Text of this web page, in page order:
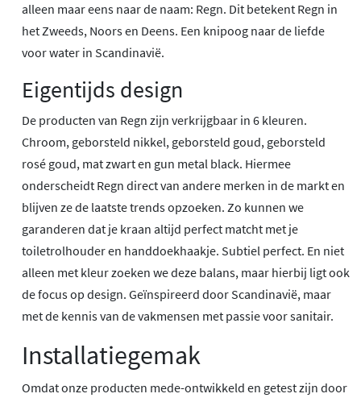
alleen maar eens naar de naam: Regn. Dit betekent Regn in
het Zweeds, Noors en Deens. Een knipoog naar de liefde
voor water in Scandinavië.
Eigentijds design
De producten van Regn zijn verkrijgbaar in 6 kleuren.
Chroom, geborsteld nikkel, geborsteld goud, geborsteld
rosé goud, mat zwart en gun metal black. Hiermee
onderscheidt Regn direct van andere merken in de markt en
blijven ze de laatste trends opzoeken. Zo kunnen we
garanderen dat je kraan altijd perfect matcht met je
toiletrolhouder en handdoekhaakje. Subtiel perfect. En niet
alleen met kleur zoeken we deze balans, maar hierbij ligt ook
de focus op design. Geïnspireerd door Scandinavië, maar
met de kennis van de vakmensen met passie voor sanitair.
Installatiegemak
Omdat onze producten mede-ontwikkeld en getest zijn door